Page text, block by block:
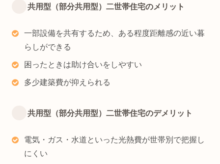
共用型（部分共用型）二世帯住宅のメリット
一部設備を共有するため、ある程度距離感の近い暮
らしができる
困ったときは助け合いをしやすい
多少建築費が抑えられる
共用型（部分共用型）二世帯住宅のデメリット
電気・ガス・水道といった光熱費が世帯別で把握し
にくい